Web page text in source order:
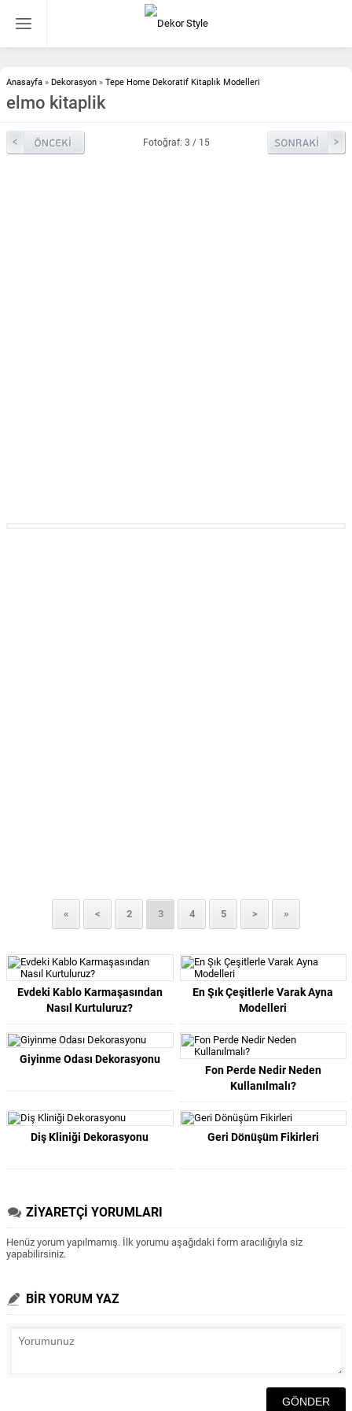
Anasayfa » Dekorasyon » Tepe Home Dekoratif Kitaplık Modelleri
elmo kitaplik
Fotoğraf: 3 / 15
« < 2 3 4 5 > »
Evdeki Kablo Karmaşasından
Nasıl Kurtuluruz?
En Şık Çeşitlerle Varak Ayna
Modelleri
Giyinme Odası Dekorasyonu
Fon Perde Nedir Neden
Kullanılmalı?
Diş Kliniği Dekorasyonu Geri Dönüşüm Fikirleri
ZİYARETÇİ YORUMLARI
Henüz yorum yapılmamış. İlk yorumu aşağıdaki form aracılığıyla siz
yapabilirsiniz.
BİR YORUM YAZ